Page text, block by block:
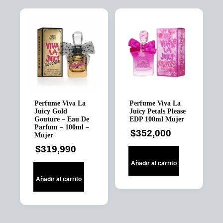
Perfume Viva La
Juicy Gold
Gouture – Eau De
Parfum – 100ml –
Mujer
$319,990
Añadir al carrito
Perfume Viva La
Juicy Petals Please
EDP 100ml Mujer
$352,000
Añadir al carrito